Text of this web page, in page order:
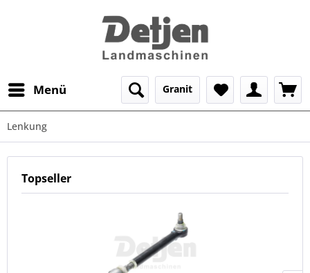
Menü Granit
Lenkung
Topseller